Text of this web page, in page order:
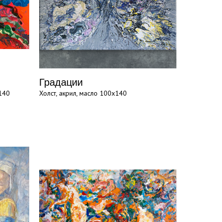
Градации
Холст, акрил, масло 100х140